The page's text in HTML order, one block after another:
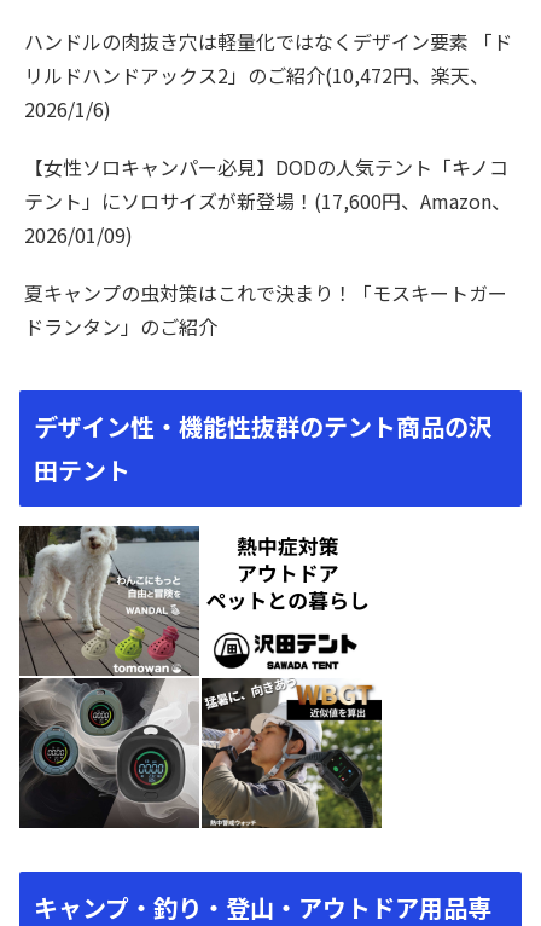
ハンドルの肉抜き穴は軽量化ではなくデザイン要素 「ド
リルドハンドアックス2」のご紹介(10,472円、楽天、
2026/1/6)
【女性ソロキャンパー必見】DODの人気テント「キノコ
テント」にソロサイズが新登場！(17,600円、Amazon、
2026/01/09)
夏キャンプの虫対策はこれで決まり！「モスキートガー
ドランタン」のご紹介
デザイン性・機能性抜群のテント商品の沢
田テント
キャンプ・釣り・登山・アウトドア用品専